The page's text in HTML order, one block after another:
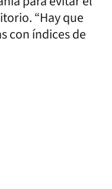
“Hay que
con índices de